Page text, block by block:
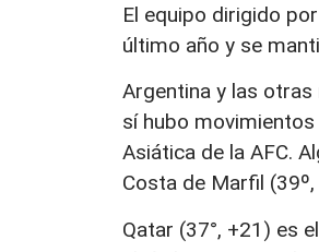
El equipo dirigido
último año y se
Argentina y las otras
sí hubo movimientos
Asiática de la AFC.
Costa de Marfil
Qatar (37°, +21) es